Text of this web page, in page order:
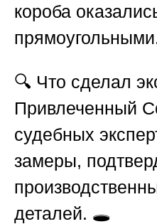
короба
🔍 Что сделал
Привлеченный
судебных
замеры,
деталей. 🕳️